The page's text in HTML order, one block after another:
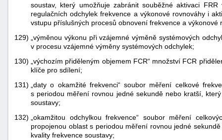
soustav, který umožňuje zabránit souběžné aktivaci
regulačních odchylek frekvence a výkonové rovnováhy i
vstupu příslušných procesů obnovení frekvence a výkonové
129)
„výměnou výkonu při vzájemné výměně systémových
v procesu vzájemné výměny systémových odchylek;
130)
„výchozím přiděleným objemem FCR“ množství FCR
klíče pro sdílení;
131)
„daty o okamžité frekvenci“ soubor měření celkové
s periodou měření rovnou jedné sekundě nebo kratší,
soustavy;
132)
„okamžitou odchylkou frekvence“ soubor měření
propojenou oblast s periodou měření rovnou jedné
kvality frekvence soustavy;